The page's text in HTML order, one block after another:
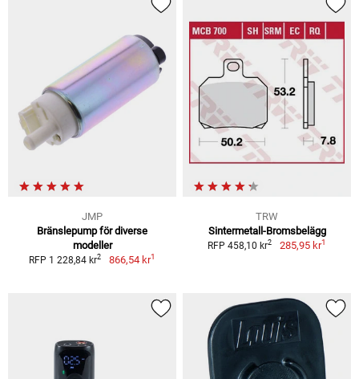
JMP
Bränslepump för diverse
modeller
RFP 1 228,84 kr2 866,54 kr1
TRW
Sintermetall-Bromsbelägg
RFP 458,10 kr2 285,95 kr1